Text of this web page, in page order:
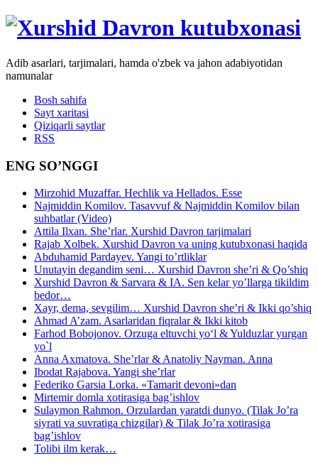
Adib asarlari, tarjimalari, hamda o'zbek va jahon adabiyotidan
namunalar
Bosh sahifa
Sayt xaritasi
Qiziqarli saytlar
RSS
ENG SO’NGGI
Mirzohid Muzaffar. Hechlik va Hellados. Esse
Najmiddin Komilov. Tasavvuf & Najmiddin Komilov bilan
suhbatlar (Video)
Attila Ilxan. She’rlar. Xurshid Davron tarjimalari
Rajab Xolbek. Xurshid Davron va uning kutubxonasi haqida
Abduhamid Pardayev. Yangi to’rtliklar
Unutayin degandim seni… Xurshid Davron she’ri & Qo’shiq
Xurshid Davron & Sarvara & IA. Sen kelar yo’llarga tikildim
bedor…
Xayr, dema, sevgilim… Xurshid Davron she’ri & Ikki qo’shiq
Ahmad A’zam. Asarlaridan fiqralar & Ikki kitob
Farhod Bobojonov. Orzuga eltuvchi yo‘l & Yulduzlar yurgan
yo`l
Anna Axmatova. She’rlar & Anatoliy Nayman. Anna
Ibodat Rajabova. Yangi she’rlar
Federiko Garsia Lorka. «Tamarit devoni»dan
Mirtemir domla xotirasiga bag’ishlov
Sulaymon Rahmon. Orzulardan yaratdi dunyo. (Tilak Jo’ra
siyrati va suvratiga chizgilar) & Tilak Jo’ra xotirasiga
bag’ishlov
Tolibi ilm kerak…